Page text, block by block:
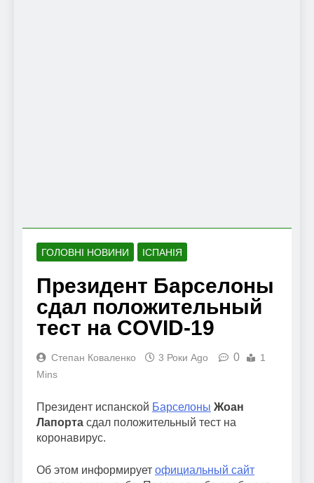
ГОЛОВНІ НОВИНИ ІСПАНІЯ
Президент Барселоны
сдал положительный
тест на COVID-19
Степан Коваленко 3 Роки Ago 0
1
Mins
Президент испанской Барселоны Жоан
Лапорта сдал положительный тест на
коронавирус.
Об этом информирует официальный сайт